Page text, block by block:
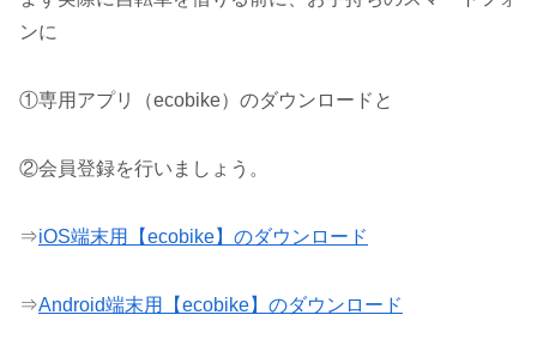
ンに
①専用アプリ（ecobike）のダウンロードと
②会員登録を行いましょう。
⇒iOS端末用【ecobike】のダウンロード
⇒Android端末用【ecobike】のダウンロード